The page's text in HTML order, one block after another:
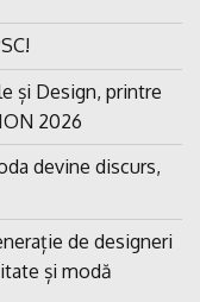
și Design, printre
2026
devine discurs,
de designeri
și modă